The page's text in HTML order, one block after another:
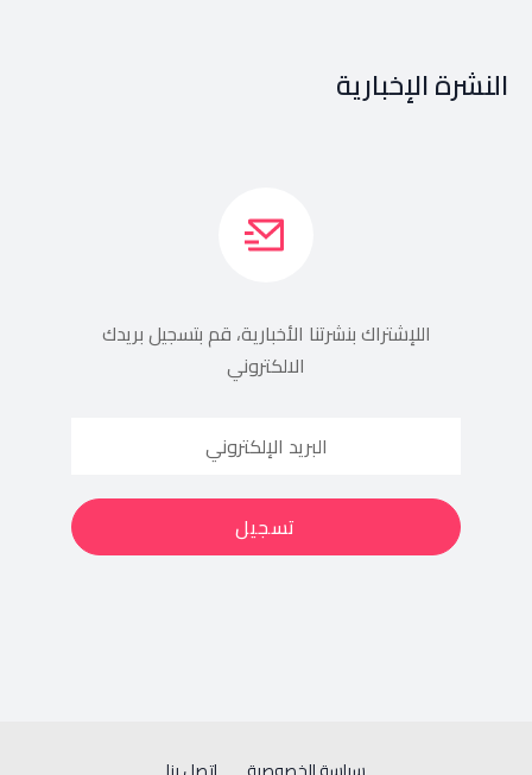
النشرة الإخبارية
اللإشتراك بنشرتنا الأخبارية، قم بتسجيل بريدك
الالكتروني